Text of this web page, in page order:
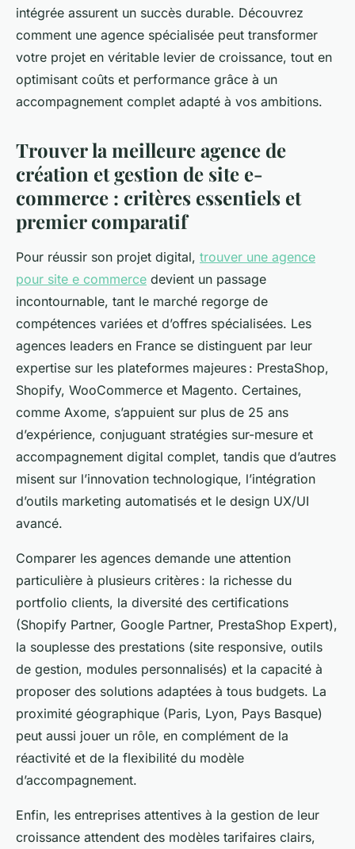
intégrée assurent un succès durable. Découvrez
comment une agence spécialisée peut transformer
votre projet en véritable levier de croissance, tout en
optimisant coûts et performance grâce à un
accompagnement complet adapté à vos ambitions.
Trouver la meilleure agence de
création et gestion de site e-
commerce : critères essentiels et
premier comparatif
Pour réussir son projet digital, trouver une agence
pour site e commerce devient un passage
incontournable, tant le marché regorge de
compétences variées et d’offres spécialisées. Les
agences leaders en France se distinguent par leur
expertise sur les plateformes majeures : PrestaShop,
Shopify, WooCommerce et Magento. Certaines,
comme Axome, s’appuient sur plus de 25 ans
d’expérience, conjuguant stratégies sur-mesure et
accompagnement digital complet, tandis que d’autres
misent sur l’innovation technologique, l’intégration
d’outils marketing automatisés et le design UX/UI
avancé.
Comparer les agences demande une attention
particulière à plusieurs critères : la richesse du
portfolio clients, la diversité des certifications
(Shopify Partner, Google Partner, PrestaShop Expert),
la souplesse des prestations (site responsive, outils
de gestion, modules personnalisés) et la capacité à
proposer des solutions adaptées à tous budgets. La
proximité géographique (Paris, Lyon, Pays Basque)
peut aussi jouer un rôle, en complément de la
réactivité et de la flexibilité du modèle
d’accompagnement.
Enfin, les entreprises attentives à la gestion de leur
croissance attendent des modèles tarifaires clairs,